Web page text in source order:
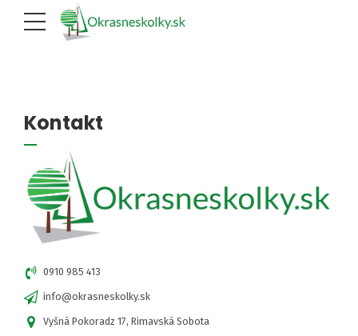
[woocommerce_my_account]
Kontakt
0910 985 413
info@okrasneskolky.sk
Vyšná Pokoradz 17, Rimavská Sobota